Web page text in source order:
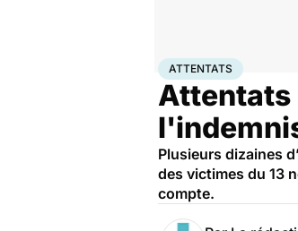
AccueilSantéAttentats
ATTENTATS
Attentats
Plusieurs dizaines
des victimes du 13
compte.